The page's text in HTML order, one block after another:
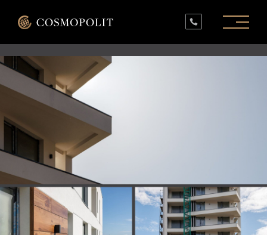
PROIECTE ÎN LUCRU
PROIECTE FINALIZATE
SPAȚII COMERCIALE
INFO
CONTACT